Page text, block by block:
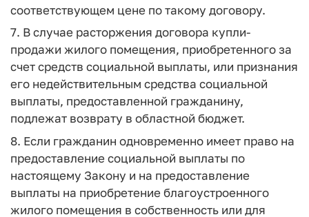
соответствующем цене по такому договору.
7. В случае расторжения договора купли-
продажи жилого помещения, приобретенного за
счет средств социальной выплаты, или признания
его недействительным средства социальной
выплаты, предоставленной гражданину,
подлежат возврату в областной бюджет.
8. Если гражданин одновременно имеет право на
предоставление социальной выплаты по
настоящему Закону и на предоставление
выплаты на приобретение благоустроенного
жилого помещения в собственность или для